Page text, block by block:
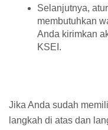
Selanjutnya,
membutuhkan
Anda kirimkan
KSEI.
Jika Anda sudah
langkah di atas dan